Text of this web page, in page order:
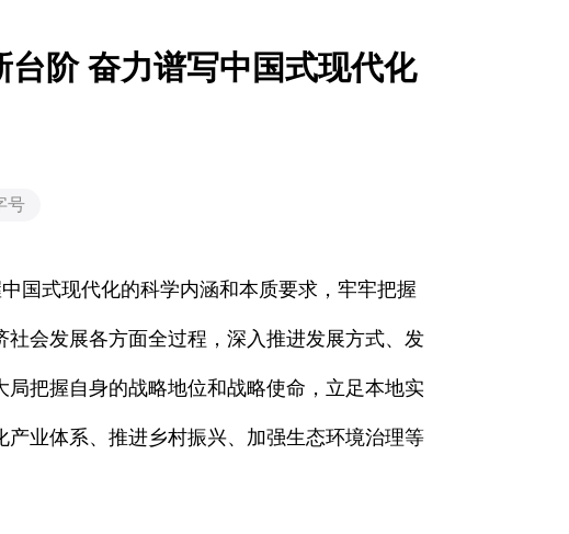
阶 奋力谱写中国式现代化
号
式现代化的科学内涵和本质要求，牢牢把握
会发展各方面全过程，深入推进发展方式、发
把握自身的战略地位和战略使命，立足本地实
业体系、推进乡村振兴、加强生态环境治理等